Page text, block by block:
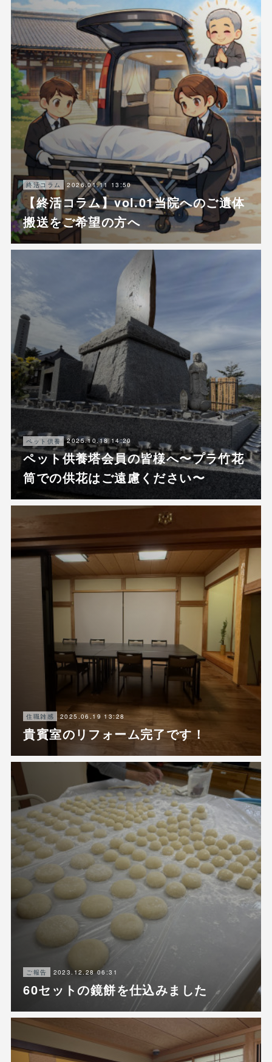
終活コラム 2026.01.11 13:50
【終活コラム】vol.01当院へのご遺体
搬送をご希望の方へ
ペット供養 2025.10.18 14:20
ペット供養塔会員の皆様へ〜プラ竹花
筒での供花はご遠慮ください〜
住職雑感 2025.06.19 13:28
貴賓室のリフォーム完了です！
ご報告 2023.12.28 06:31
60セットの鏡餅を仕込みました